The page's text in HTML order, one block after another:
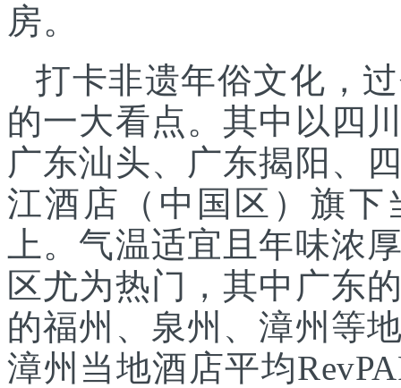
房。
打卡非遗年俗文化，
的一大看点。其中以四
广东汕头、广东揭阳、
江酒店（中国区）旗下
上。气温适宜且年味浓
区尤为热门，其中广东
的福州、泉州、漳州等
漳州当地酒店平均